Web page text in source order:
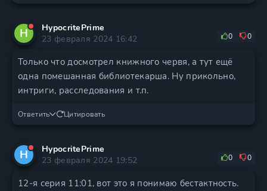
H
HypocritePrime
23 февраля 2024 16:42
0 0
Только что досмотрел книжного червя, а тут ещё
одна помешанная библиотекарша. Ну прикольно,
интриги, расследования и т.п.
Ответить Цитировать
H
HypocritePrime
23 февраля 2024 19:52
0 0
12-я серия 11:01, вот это я понимаю бестактность.